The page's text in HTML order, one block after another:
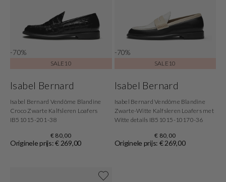
-70%
SALE10
Isabel Bernard
Isabel Bernard Vendôme Blandine
Croco Zwarte Kalfsleren Loafers
IB51015-201-38
€ 80,00
Originele prijs: € 269,00
-70%
SALE10
Isabel Bernard
Isabel Bernard Vendôme Blandine
Zwarte-Witte Kalfsleren Loafers met
Witte details IB51015-10170-36
€ 80,00
Originele prijs: € 269,00